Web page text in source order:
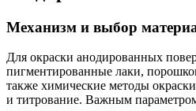
Механизм и выбор
Для окраски анодированных
пигментированные лаки,
также химические методы
и титрование. Важным